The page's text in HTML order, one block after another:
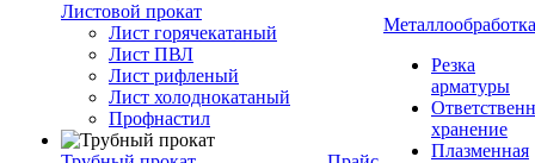
Листовой прокат
Лист горячекатаный
Лист ПВЛ
Лист рифленый
Лист холоднокатаный
Профнастил
Металлообработка
Резка
арматуры
хранение
Плазменная